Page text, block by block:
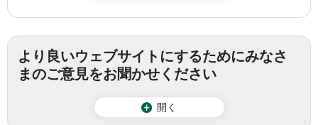
より良いウェブサイトにするためにみなさ
まのご意見をお聞かせください
開く